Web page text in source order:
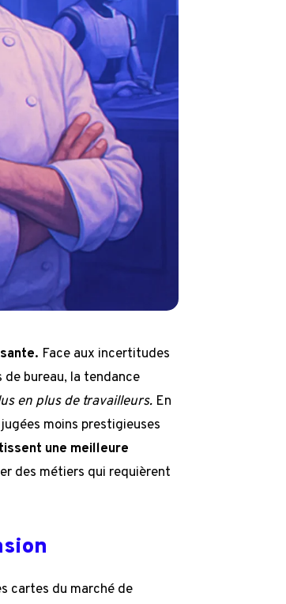
Face aux incertitudes
de bureau, la tendance
en plus de travailleurs. En
moins prestigieuses
une meilleure
des métiers qui requièrent
cartes du marché de